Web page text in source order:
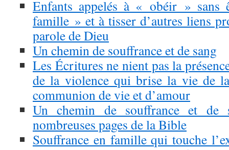
Enfants appelés à « obéir »
famille » et à tisser d’autres liens
parole de Dieu
Un chemin de souffrance et de sang
Les Écritures ne nient pas la
de la violence qui brise la vie de
communion de vie et d’amour
Un chemin de souffrance et de
nombreuses pages de la Bible
Souffrance en famille qui touche